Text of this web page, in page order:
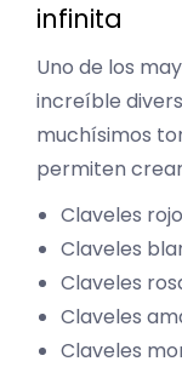
infinita
Uno de los
increíble
muchísimos
permiten
Claveles
Claveles
Claveles
Claveles
Claveles